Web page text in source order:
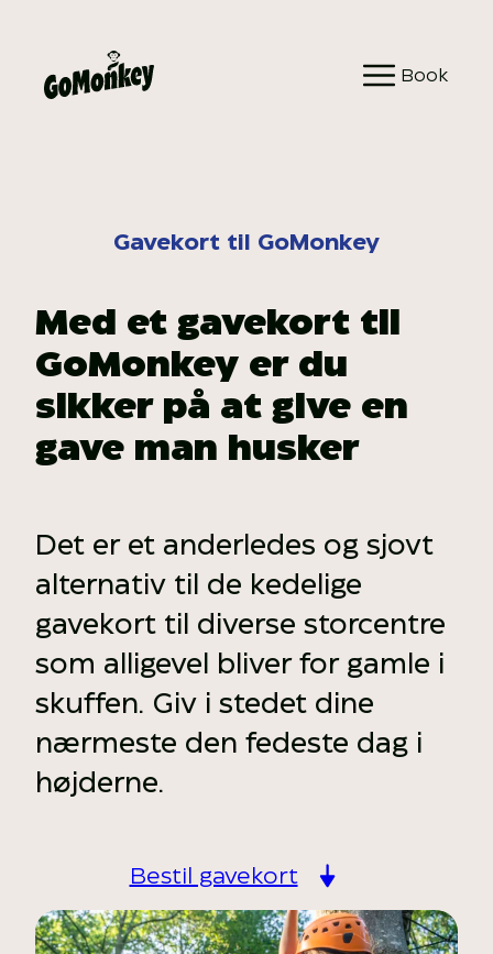
indhold
Book
Gavekort til GoMonkey
Med et gavekort til
GoMonkey er du
sikker på at give en
gave man husker
Det er et anderledes og sjovt
alternativ til de kedelige
gavekort til diverse storcentre
som alligevel bliver for gamle i
skuffen. Giv i stedet dine
nærmeste den fedeste dag i
højderne.
Bestil gavekort